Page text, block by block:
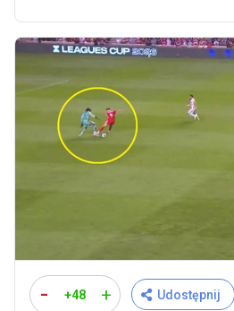
- +48 + Udostępnij